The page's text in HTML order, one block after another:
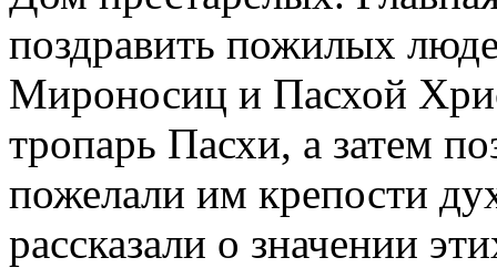
поздравить пожилых
Мироносиц и Пасхой
тропарь Пасхи, а затем
пожелали им крепости
рассказали о значении